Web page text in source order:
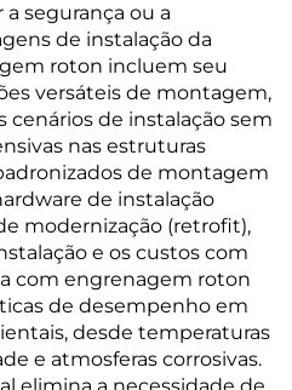
segurança ou a
de instalação da
roton incluem seu
versáteis de montagem,
de instalação sem
nas estruturas
de montagem
de instalação
modernização (retrofit),
e os custos com
com engrenagem roton
de desempenho em
desde temperaturas
e atmosferas corrosivas.